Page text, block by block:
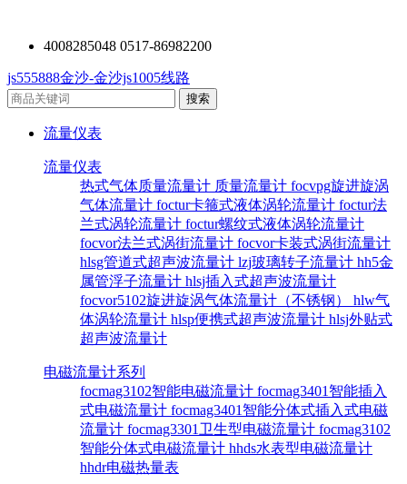
4008285048 0517-86982200
js555888金沙-金沙js1005线路
流量仪表
流量仪表
热式气体质量流量计 质量流量计 focvpg旋进旋涡
气体流量计 foctur卡箍式液体涡轮流量计 foctur法
兰式涡轮流量计 foctur螺纹式液体涡轮流量计
focvor法兰式涡街流量计 focvor卡装式涡街流量计
hlsg管道式超声波流量计 lzj玻璃转子流量计 hh5金
属管浮子流量计 hlsj插入式超声波流量计
focvor5102旋进旋涡气体流量计（不锈钢） hlw气
体涡轮流量计 hlsp便携式超声波流量计 hlsj外贴式
超声波流量计
电磁流量计系列
focmag3102智能电磁流量计 focmag3401智能插入
式电磁流量计 focmag3401智能分体式插入式电磁
流量计 focmag3301卫生型电磁流量计 focmag3102
智能分体式电磁流量计 hhds水表型电磁流量计
hhdr电磁热量表